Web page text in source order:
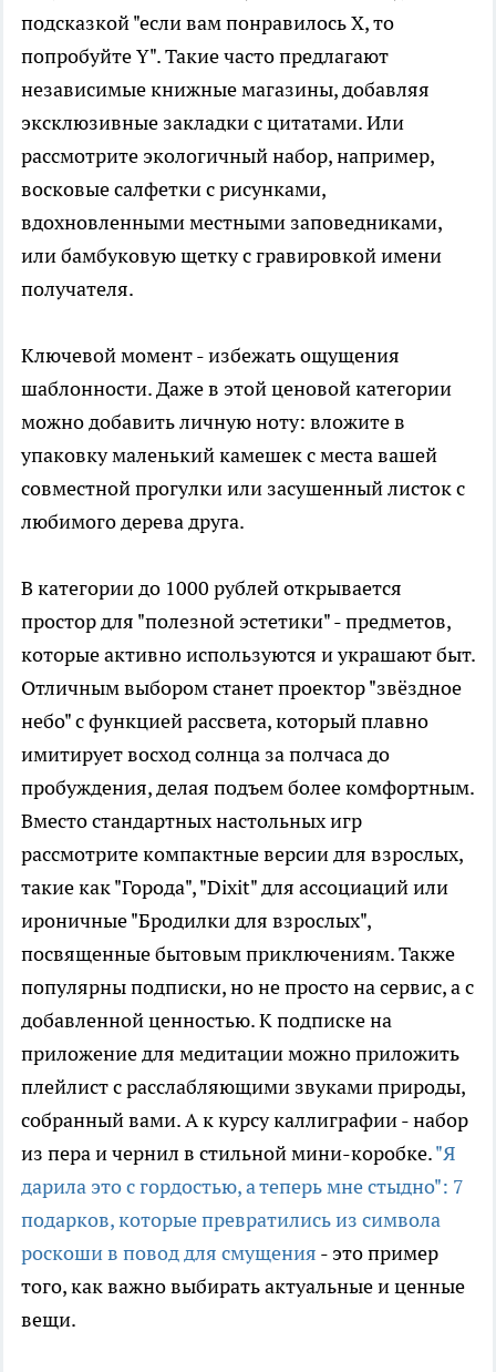
подсказкой "если вам понравилось X, то
попробуйте Y". Такие часто предлагают
независимые книжные магазины, добавляя
эксклюзивные закладки с цитатами. Или
рассмотрите экологичный набор, например,
восковые салфетки с рисунками,
вдохновленными местными заповедниками,
или бамбуковую щетку с гравировкой имени
получателя.
Ключевой момент - избежать ощущения
шаблонности. Даже в этой ценовой категории
можно добавить личную ноту: вложите в
упаковку маленький камешек с места вашей
совместной прогулки или засушенный листок с
любимого дерева друга.
В категории до 1000 рублей открывается
простор для "полезной эстетики" - предметов,
которые активно используются и украшают быт.
Отличным выбором станет проектор "звёздное
небо" с функцией рассвета, который плавно
имитирует восход солнца за полчаса до
пробуждения, делая подъем более комфортным.
Вместо стандартных настольных игр
рассмотрите компактные версии для взрослых,
такие как "Города", "Dixit" для ассоциаций или
ироничные "Бродилки для взрослых",
посвященные бытовым приключениям. Также
популярны подписки, но не просто на сервис, а с
добавленной ценностью. К подписке на
приложение для медитации можно приложить
плейлист с расслабляющими звуками природы,
собранный вами. А к курсу каллиграфии - набор
из пера и чернил в стильной мини-коробке."Я
дарила это с гордостью, а теперь мне стыдно": 7
подарков, которые превратились из символа
роскоши в повод для смущения - это пример
того, как важно выбирать актуальные и ценные
вещи.